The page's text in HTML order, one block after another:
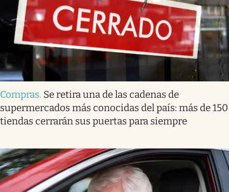
Compras. Se retira una de las cadenas de
supermercados más conocidas del país: más de 150
tiendas cerrarán sus puertas para siempre